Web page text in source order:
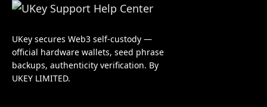
UKey secures Web3 self-custody —
official hardware wallets, seed phrase
backups, authenticity verification. By
UKEY LIMITED.